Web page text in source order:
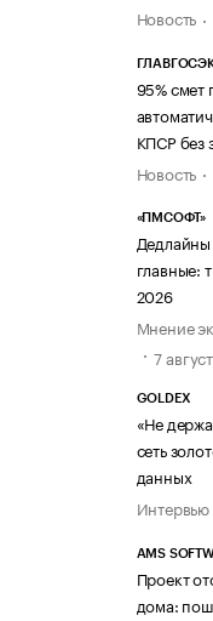
Новость
95% смет
КПСР без
Новость
«ПМСОФТ»
главные:
2026
Мнение
7
GOLDEX
«Не
сеть
данных
Интервью
AMS
Проект
дома: